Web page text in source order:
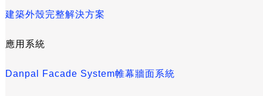
建築外殼完整解決方案
應用系統
Danpal Facade System帷幕牆面系統